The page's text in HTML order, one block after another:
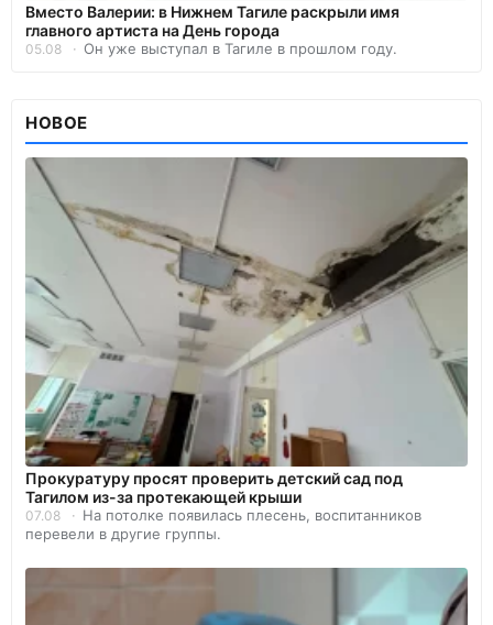
Вместо Валерии: в Нижнем Тагиле раскрыли имя
главного артиста на День города
05.08 Он уже выступал в Тагиле в прошлом году.
НОВОЕ
Прокуратуру просят проверить детский сад под
Тагилом из-за протекающей крыши
07.08
На потолке появилась плесень, воспитанников
перевели в другие группы.